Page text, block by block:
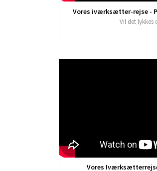
Vores iværksætter-rejse -
Vil det lykkes
Vores